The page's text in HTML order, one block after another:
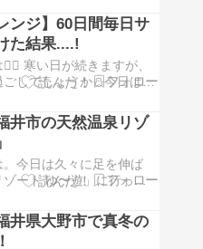
景として、サウナ単発では
たため、サウナ前後の活動
めのトータルコーディネ
と思いました🤤 結論 …
ンジ】60日間毎日サ
た結果....!
寒い日が続きますが、
しでしょうか⛄️今日は
」の体験記について書
ます！ 結論 ⑴サウナ環境
セット数 ⑶生理的作用 メ
⑷心理的作用 メリット デ
井市の天然温泉リゾ
。今日は久々に足を伸ば
ゾート ゆ〜遊」に行ってき
きたいと思います。 結論
水風呂 ⑷休憩スペース ⑸
結論からお伝えすると、
コスパも良く、リピ確定
井県大野市で真冬の